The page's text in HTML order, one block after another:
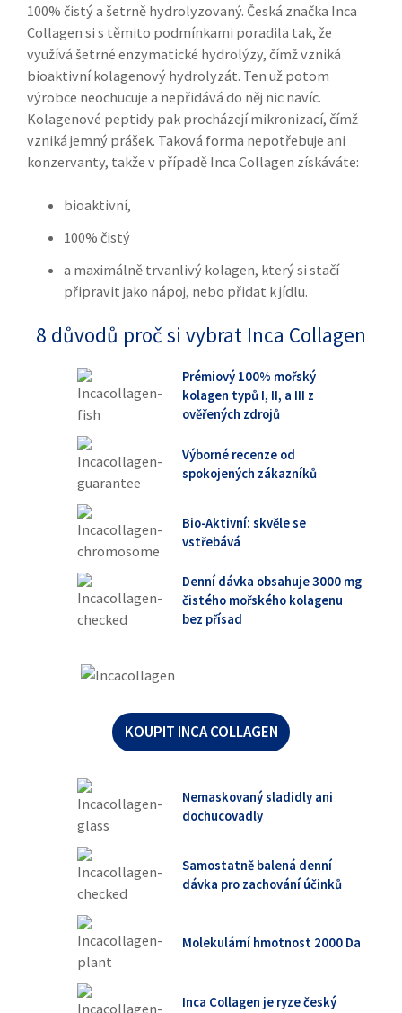
100% čistý a šetrně hydrolyzovaný. Česká značka Inca
Collagen si s těmito podmínkami poradila tak, že
využívá šetrné enzymatické hydrolýzy, čímž vzniká
bioaktivní kolagenový hydrolyzát. Ten už potom
výrobce neochucuje a nepřidává do něj nic navíc.
Kolagenové peptidy pak procházejí mikronizací, čímž
vzniká jemný prášek. Taková forma nepotřebuje ani
konzervanty, takže v případě Inca Collagen získáváte:
bioaktivní,
100% čistý
a maximálně trvanlivý kolagen, který si stačí
připravit jako nápoj, nebo přidat k jídlu.
8 důvodů proč si vybrat Inca Collagen
Prémiový 100% mořský
kolagen typů I, II, a III z
ověřených zdrojů
Výborné recenze od
spokojených zákazníků
Bio-Aktivní: skvěle se
vstřebává
Denní dávka obsahuje 3000 mg
čistého mořského kolagenu
bez přísad
KOUPIT INCA COLLAGEN
Nemaskovaný sladidly ani
dochucovadly
Samostatně balená denní
dávka pro zachování účinků
Molekulární hmotnost 2000 Da
Inca Collagen je ryze český